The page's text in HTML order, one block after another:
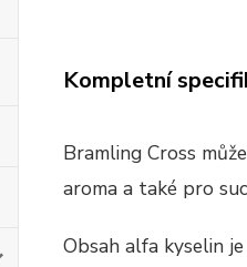
Kompletní
Bramling Cross
aroma a také pro
Obsah alfa kyselin